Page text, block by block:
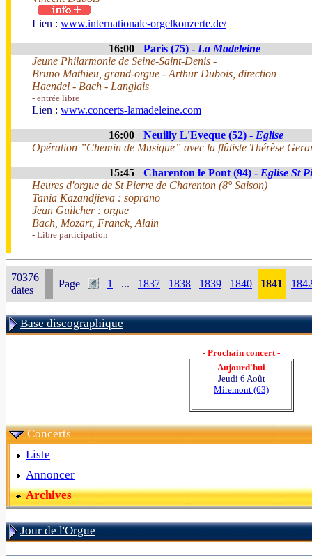
Lien : www.internationale-orgelkonzerte.de/
16:00 Paris (75) - La Madeleine
Jeune Philarmonie de Seine-Saint-Denis -
Bruno Mathieu, grand-orgue - Arthur Dubois, direction
Haendel - Bach - Langlais
- entrée libre
Lien : www.concerts-lamadeleine.com
16:00 Neuilly L'Eveque (52) - Eglise
Opération ”Chemin de Musique” avec la flûtiste Thérèse
15:45 Charenton le Pont (94) - Eglise St
Heures d'orgue de St Pierre de Charenton (8° Saison)
Tania Kazandjieva : soprano
Jean Guilcher : orgue
Bach, Mozart, Franck, Alain
- Libre participation
70376
dates
Page 1 ... 1837 1838 1839 1840 1841
Base discographique
- Prochain concert -
Aujourd'hui
Jeudi 6 Août
Miremont (63)
Concerts
Liste
Annoncer
Archives
Jour de l'Orgue